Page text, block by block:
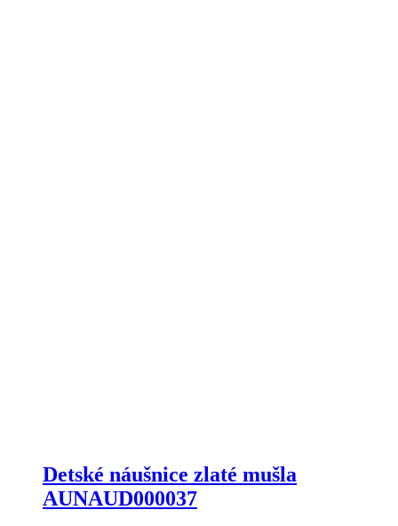
Detské náušnice zlaté mušla
AUNAUD000037